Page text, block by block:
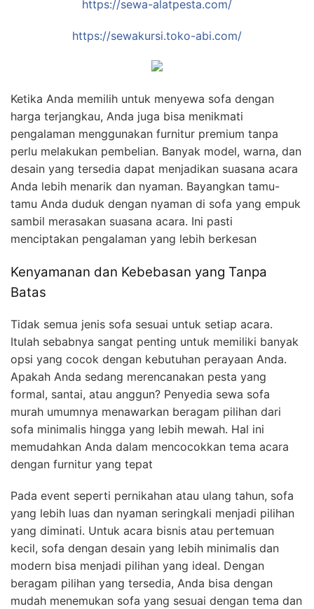
https://sewa-alatpesta.com/
https://sewakursi.toko-abi.com/
Ketika Anda memilih untuk menyewa sofa dengan
harga terjangkau, Anda juga bisa menikmati
pengalaman menggunakan furnitur premium tanpa
perlu melakukan pembelian. Banyak model, warna, dan
desain yang tersedia dapat menjadikan suasana acara
Anda lebih menarik dan nyaman. Bayangkan tamu-
tamu Anda duduk dengan nyaman di sofa yang empuk
sambil merasakan suasana acara. Ini pasti
menciptakan pengalaman yang lebih berkesan
Kenyamanan dan Kebebasan yang Tanpa
Batas
Tidak semua jenis sofa sesuai untuk setiap acara.
Itulah sebabnya sangat penting untuk memiliki banyak
opsi yang cocok dengan kebutuhan perayaan Anda.
Apakah Anda sedang merencanakan pesta yang
formal, santai, atau anggun? Penyedia sewa sofa
murah umumnya menawarkan beragam pilihan dari
sofa minimalis hingga yang lebih mewah. Hal ini
memudahkan Anda dalam mencocokkan tema acara
dengan furnitur yang tepat
Pada event seperti pernikahan atau ulang tahun, sofa
yang lebih luas dan nyaman seringkali menjadi pilihan
yang diminati. Untuk acara bisnis atau pertemuan
kecil, sofa dengan desain yang lebih minimalis dan
modern bisa menjadi pilihan yang ideal. Dengan
beragam pilihan yang tersedia, Anda bisa dengan
mudah menemukan sofa yang sesuai dengan tema dan